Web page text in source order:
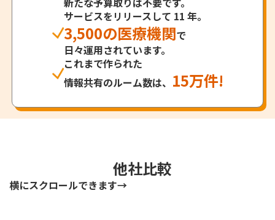
サービスをリリースして 11 年。
3,500の医療機関で
日々運用されています。
これまで作られた
情報共有のルーム数は、 15万件!
他社比較
横にスクロールできます→